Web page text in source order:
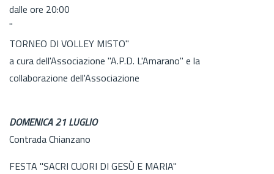
dalle ore 20:00
"
TORNEO DI VOLLEY MISTO"
a cura dell'Associazione "A.P.D. L'Amarano" e la
collaborazione dell'Associazione
DOMENICA 21 LUGLIO
Contrada Chianzano
FESTA "SACRI CUORI DI GESÙ E MARIA"